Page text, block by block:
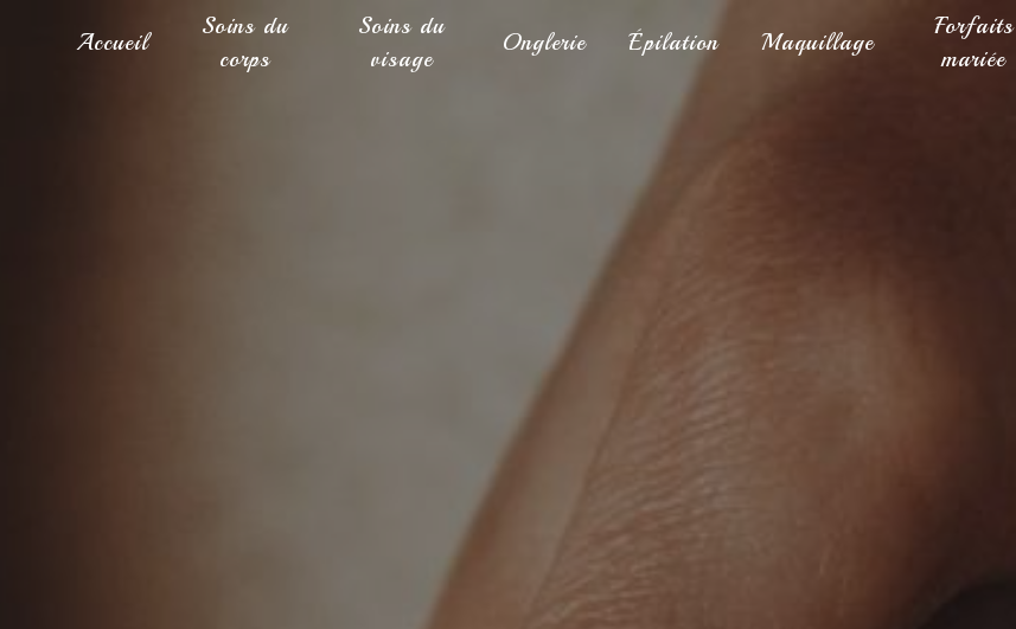
Accueil
Soins du
corps
Soins du
visage
Onglerie Épilation Maquillage
Forfaits
mariée
Panneau de gestion des cookies